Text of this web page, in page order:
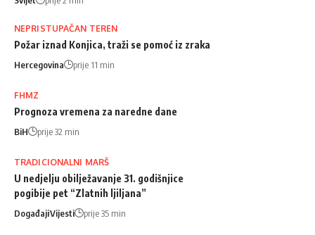
NEPRISTUPAČAN TEREN
Požar iznad Konjica, traži se pomoć iz zraka
Hercegovina prije 11 min
FHMZ
Prognoza vremena za naredne dane
BiH prije 32 min
TRADICIONALNI MARŠ
U nedjelju obilježavanje 31. godišnjice
pogibije pet “Zlatnih ljiljana”
DogađajiVijesti prije 35 min